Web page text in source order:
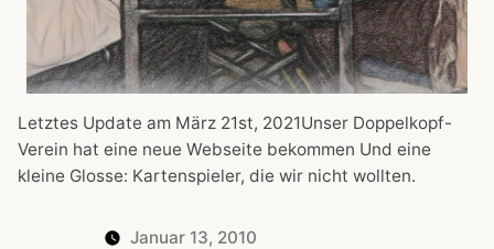
Letztes Update am März 21st, 2021Unser Doppelkopf-
Verein hat eine neue Webseite bekommen Und eine
kleine Glosse: Kartenspieler, die wir nicht wollten.
Januar 13, 2010